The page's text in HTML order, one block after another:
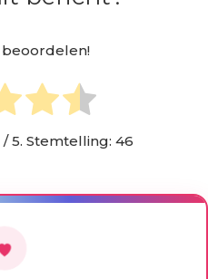
/ 5. Stemtelling: 46